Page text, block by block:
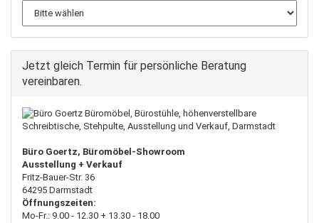
Jetzt gleich Termin für persönliche Beratung
vereinbaren.
Büro Goertz, Büromöbel-Showroom
Ausstellung + Verkauf
Fritz-Bauer-Str. 36
64295 Darmstadt
Öffnungszeiten:
Mo-Fr.: 9.00 - 12.30 + 13.30 - 18.00